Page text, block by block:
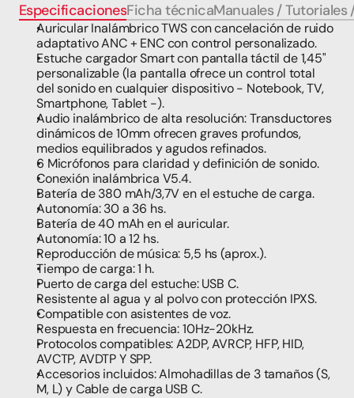
EspecificacionesFicha técnicaManuales / Tutoriales
Auricular Inalámbrico TWS con cancelación de ruido
adaptativo ANC + ENC con control personalizado.
Estuche cargador Smart con pantalla táctil de 1,45"
personalizable (la pantalla ofrece un control total
del sonido en cualquier dispositivo - Notebook, TV,
Smartphone, Tablet -).
Audio inalámbrico de alta resolución: Transductores
dinámicos de 10mm ofrecen graves profundos,
medios equilibrados y agudos refinados.
6 Micrófonos para claridad y definición de sonido.
Conexión inalámbrica V5.4.
Batería de 380 mAh/3,7V en el estuche de carga.
Autonomía: 30 a 36 hs.
Batería de 40 mAh en el auricular.
Autonomía: 10 a 12 hs.
Reproducción de música: 5,5 hs (aprox.).
Tiempo de carga: 1 h.
Puerto de carga del estuche: USB C.
Resistente al agua y al polvo con protección IPXS.
Compatible con asistentes de voz.
Respuesta en frecuencia: 10Hz-20kHz.
Protocolos compatibles: A2DP, AVRCP, HFP, HID,
AVCTP, AVDTP Y SPP.
Accesorios incluidos: Almohadillas de 3 tamaños (S,
M, L) y Cable de carga USB C.